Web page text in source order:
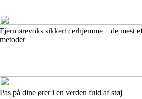
Fjern ørevoks sikkert derhjemme – de mest
metoder
Pas på dine ører i en verden fuld af støj